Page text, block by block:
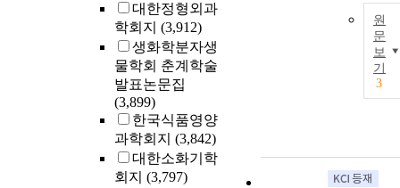
대한정형외과
학회지 (3,912)
생화학분자생
물학회 춘계학술
발표논문집
(3,899)
한국식품영양
과학회지 (3,842)
대한소화기학
회지 (3,797)
원
문
보
기
3